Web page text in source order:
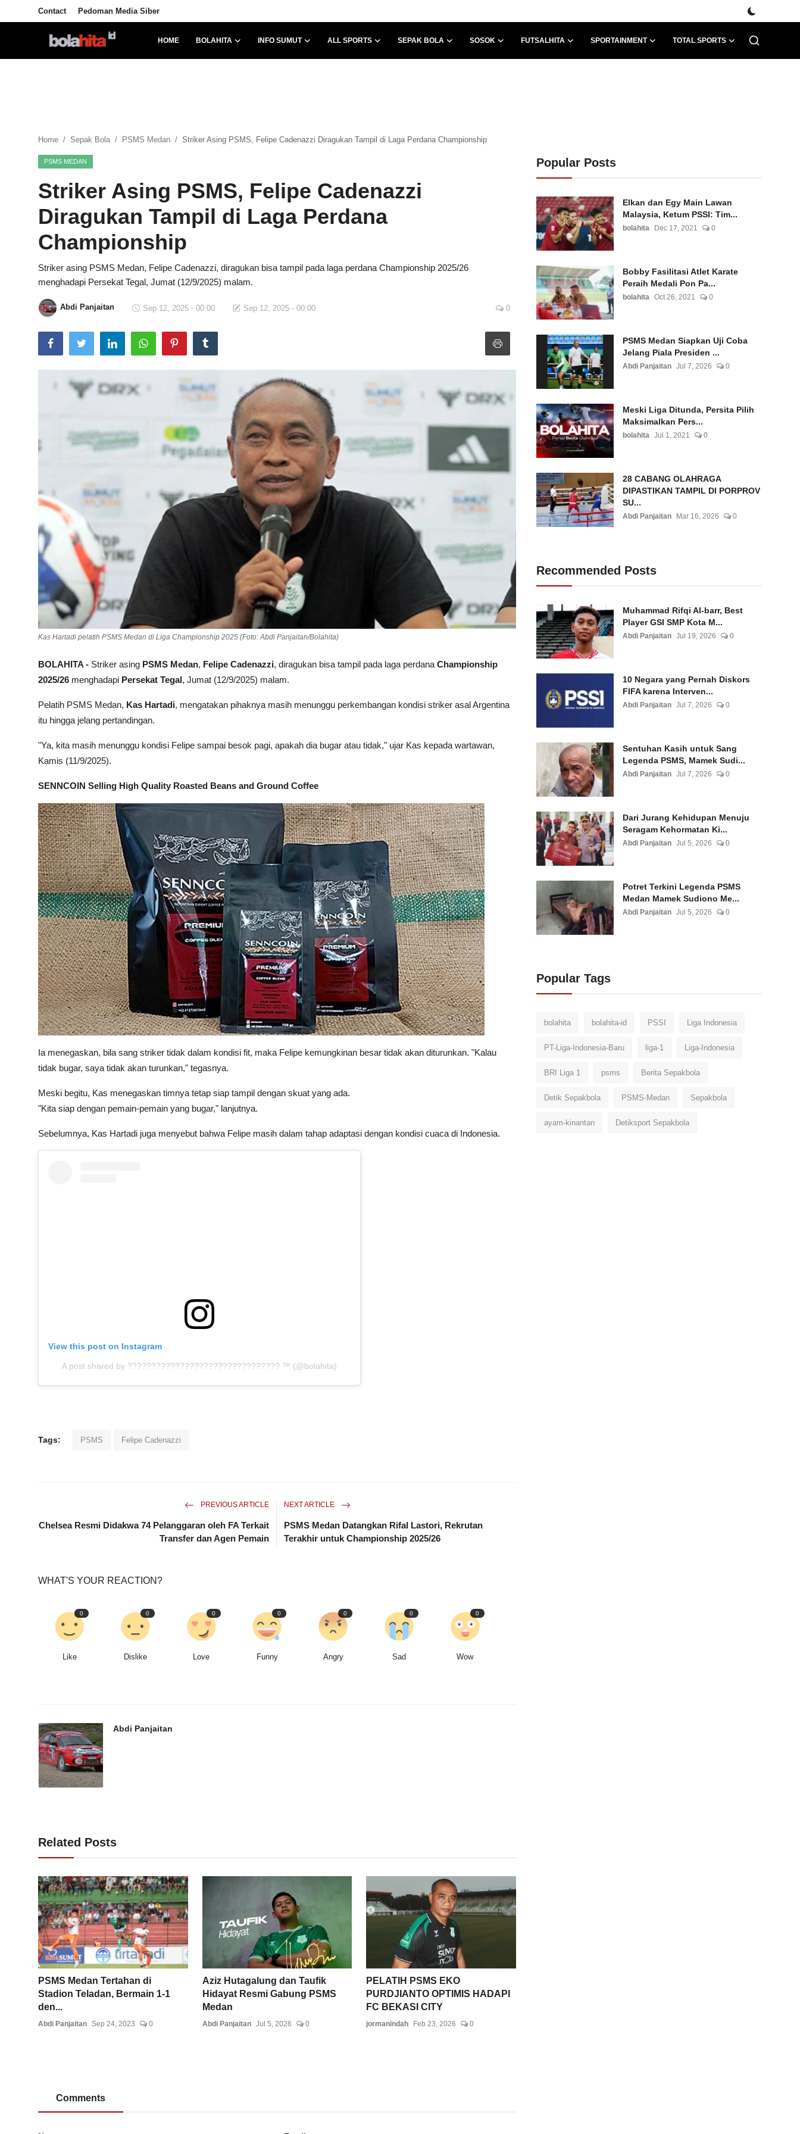
Contact Pedoman Media Siber
HOME BOLAHITA INFO SUMUT ALL SPORTS SEPAK BOLA SOSOK FUTSALHITA SPORTAINMENT TOTAL SPORTS
All Sports
Futsalhita
Total Sports
Contact
Pedoman Media Siber
Home Sepak Bola PSMS Medan Striker Asing PSMS, Felipe Cadenazzi Diragukan Tampil di Laga Perdana Championship
PSMS MEDAN
Striker Asing PSMS, Felipe Cadenazzi
Diragukan Tampil di Laga Perdana
Championship
Striker asing PSMS Medan, Felipe Cadenazzi, diragukan bisa tampil pada laga perdana Championship 2025/26
menghadapi Persekat Tegal, Jumat (12/9/2025) malam.
Abdi Panjaitan Sep 12, 2025 - 00:00 Sep 12, 2025 - 00:00 0
Kas Hartadi pelatih PSMS Medan di Liga Championship 2025 (Foto: Abdi Panjaitan/Bolahita)
BOLAHITA - Striker asing PSMS Medan, Felipe Cadenazzi, diragukan bisa tampil pada laga perdana Championship
2025/26 menghadapi Persekat Tegal, Jumat (12/9/2025) malam.
Pelatih PSMS Medan, Kas Hartadi, mengatakan pihaknya masih menunggu perkembangan kondisi striker asal Argentina
itu hingga jelang pertandingan.
"Ya, kita masih menunggu kondisi Felipe sampai besok pagi, apakah dia bugar atau tidak," ujar Kas kepada wartawan,
Kamis (11/9/2025).
SENNCOIN Selling High Quality Roasted Beans and Ground Coffee
Ia menegaskan, bila sang striker tidak dalam kondisi fit, maka Felipe kemungkinan besar tidak akan diturunkan. "Kalau
tidak bugar, saya tidak akan turunkan," tegasnya.
Meski begitu, Kas menegaskan timnya tetap siap tampil dengan skuat yang ada.
"Kita siap dengan pemain-pemain yang bugar," lanjutnya.
Sebelumnya, Kas Hartadi juga menyebut bahwa Felipe masih dalam tahap adaptasi dengan kondisi cuaca di Indonesia.
View this post on Instagram
A post shared by ???????????????????????????????? ™ (@bolahita)
Tags: PSMS Felipe Cadenazzi
PREVIOUS ARTICLE
Chelsea Resmi Didakwa 74 Pelanggaran oleh FA Terkait
Transfer dan Agen Pemain
NEXT ARTICLE
PSMS Medan Datangkan Rifal Lastori, Rekrutan
Terakhir untuk Championship 2025/26
WHAT'S YOUR REACTION?
0
Like
0
Dislike
0
Love
0
Funny
0
Angry
0
Sad
0
Wow
Abdi Panjaitan
Related Posts
PSMS Medan Tertahan di
Stadion Teladan, Bermain 1-1
den...
Abdi Panjaitan Sep 24, 2023 0
Aziz Hutagalung dan Taufik
Hidayat Resmi Gabung PSMS
Medan
Abdi Panjaitan Jul 5, 2026 0
PELATIH PSMS EKO
PURDJIANTO OPTIMIS HADAPI
FC BEKASI CITY
jormanindah Feb 23, 2026 0
Comments
Popular Posts
Elkan dan Egy Main Lawan
Malaysia, Ketum PSSI: Tim...
bolahita Dec 17, 2021 0
Bobby Fasilitasi Atlet Karate
Peraih Medali Pon Pa...
bolahita Oct 26, 2021 0
PSMS Medan Siapkan Uji Coba
Jelang Piala Presiden ...
Abdi Panjaitan Jul 7, 2026 0
Meski Liga Ditunda, Persita Pilih
Maksimalkan Pers...
bolahita Jul 1, 2021 0
28 CABANG OLAHRAGA
DIPASTIKAN TAMPIL DI PORPROV
SU...
Abdi Panjaitan Mar 16, 2026 0
Recommended Posts
Muhammad Rifqi Al-barr, Best
Player GSI SMP Kota M...
Abdi Panjaitan Jul 19, 2026 0
10 Negara yang Pernah Diskors
FIFA karena Interven...
Abdi Panjaitan Jul 7, 2026 0
Sentuhan Kasih untuk Sang
Legenda PSMS, Mamek Sudi...
Abdi Panjaitan Jul 7, 2026 0
Dari Jurang Kehidupan Menuju
Seragam Kehormatan Ki...
Abdi Panjaitan Jul 5, 2026 0
Potret Terkini Legenda PSMS
Medan Mamek Sudiono Me...
Abdi Panjaitan Jul 5, 2026 0
Popular Tags
bolahita bolahita-id PSSI Liga Indonesia
PT-Liga-Indonesia-Baru liga-1 Liga-Indonesia
BRI Liga 1 psms Berita Sepakbola
Detik Sepakbola PSMS-Medan Sepakbola
ayam-kinantan Detiksport Sepakbola